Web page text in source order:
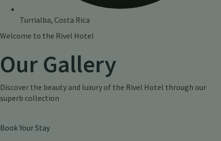
Turrialba, Costa Rica
Welcome to the Rivel Hotel
Our Gallery
Discover the beauty and luxury of the Rivel Hotel through our
superb collection
Book Your Stay